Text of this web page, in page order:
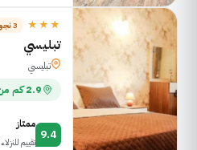
★★★ 3 نجوم
تبليسي
تبليسي
2.9 كم من شارع روستافيلي
9.4
ممتاز
تقييم للنزلاء 110